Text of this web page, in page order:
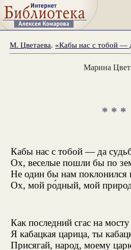
М. Цветаева. «Кабы нас с тобой —
Марина
* * *
Кабы нас с тобой — да
Ох, веселые пошли бы по
Не один бы нам поклонился
Ох, мой ро́дный, мой
Как последний сгас на
Я кабацкая царица, ты
Присягай, народ, моему